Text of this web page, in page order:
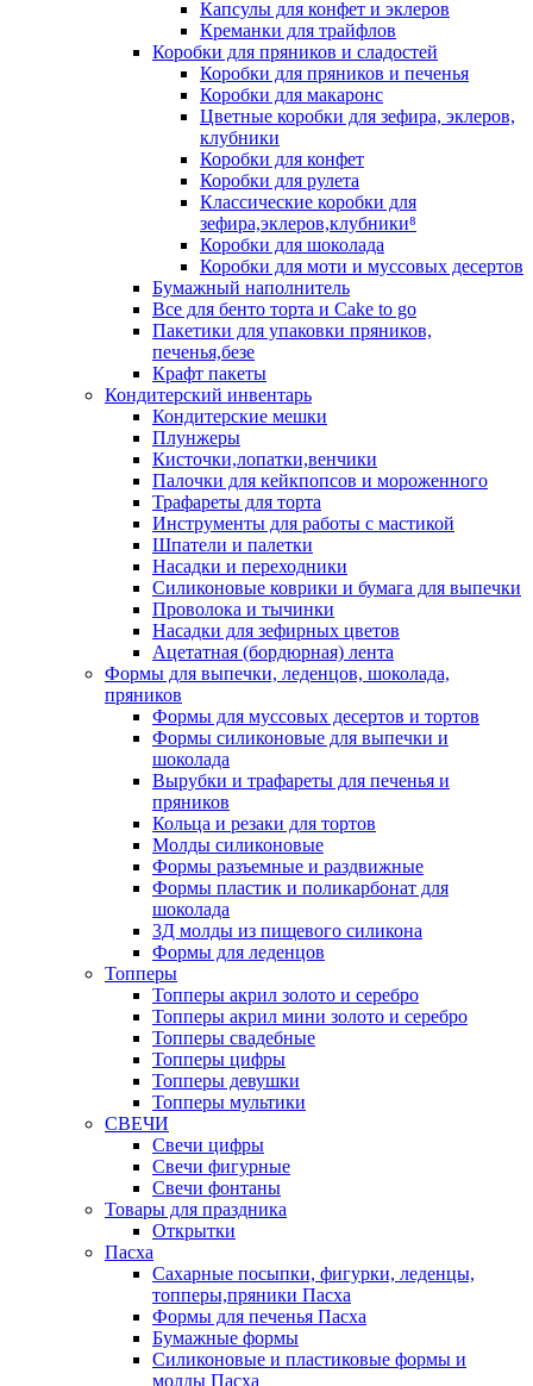
Капсулы для конфет и эклеров
Креманки для трайфлов
Коробки для пряников и сладостей
Коробки для пряников и печенья
Коробки для макаронс
Цветные коробки для зефира, эклеров,
клубники
Коробки для конфет
Коробки для рулета
Классические коробки для
зефира,эклеров,клубники⁸
Коробки для шоколада
Коробки для моти и муссовых десертов
Бумажный наполнитель
Все для бенто торта и Cake to go
Пакетики для упаковки пряников,
печенья,безе
Крафт пакеты
Кондитерский инвентарь
Кондитерские мешки
Плунжеры
Кисточки,лопатки,венчики
Палочки для кейкпопсов и мороженного
Трафареты для торта
Инструменты для работы с мастикой
Шпатели и палетки
Насадки и переходники
Силиконовые коврики и бумага для выпечки
Проволока и тычинки
Насадки для зефирных цветов
Ацетатная (бордюрная) лента
Формы для выпечки, леденцов, шоколада,
пряников
Формы для муссовых десертов и тортов
Формы силиконовые для выпечки и
шоколада
Вырубки и трафареты для печенья и
пряников
Кольца и резаки для тортов
Молды силиконовые
Формы разъемные и раздвижные
Формы пластик и поликарбонат для
шоколада
3Д молды из пищевого силикона
Формы для леденцов
Топперы
Топперы акрил золото и серебро
Топперы акрил мини золото и серебро
Топперы свадебные
Топперы цифры
Топперы девушки
Топперы мультики
СВЕЧИ
Свечи цифры
Свечи фигурные
Свечи фонтаны
Товары для праздника
Открытки
Пасха
Сахарные посыпки, фигурки, леденцы,
топперы,пряники Пасха
Формы для печенья Пасха
Бумажные формы
Силиконовые и пластиковые формы и
молды Пасха